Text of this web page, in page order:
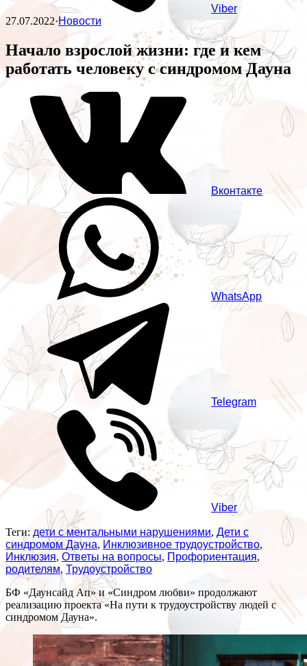
Viber
27.07.2022·Новости
Начало взрослой жизни: где и кем
работать человеку с синдромом Дауна
Вконтакте
WhatsApp
Telegram
Viber
Теги: дети с ментальными нарушениями, Дети с
синдромом Дауна, Инклюзивное трудоустройство,
Инклюзия, Ответы на вопросы, Профориентация,
родителям, Трудоустройство
БФ «Даунсайд Ап» и «Синдром любви» продолжают
реализацию проекта «На пути к трудоустройству людей с
синдромом Дауна».